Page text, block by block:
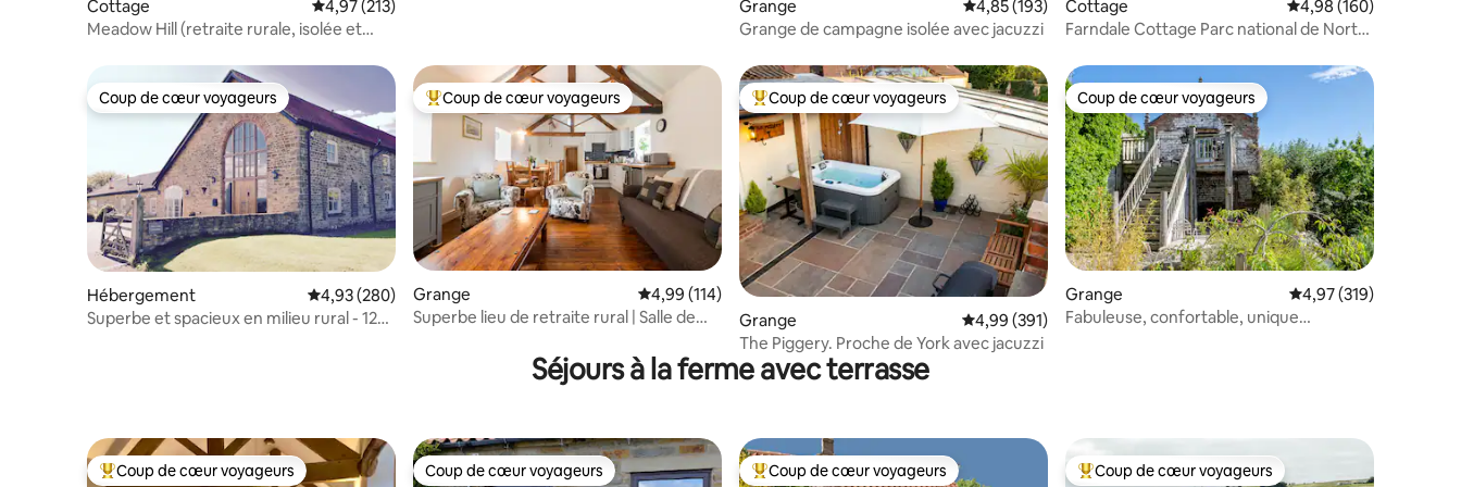
Cottage Évaluation moyenne sur la base de 213 commentaires : 4,97 sur 5
4,97 (213)
Meadow Hill (retraite rurale, isolée et
Grange Évaluation moyenne sur la base de 193 commentaires : 4,85 sur 5
4,85 (193)
Grange de campagne isolée avec jacuzzi
Cottage Évaluation moyenne
4,98 (160)
Farndale Cottage Parc national de North
Coup de cœur voyageurs
Coup de cœur voyageurs
Hébergement Évaluation moyenne sur la base de 280 commentaires : 4,93 sur 5
4,93 (280)
Superbe et spacieux en milieu rural - 12
Coups de cœur voyageurs les plus appréciés
Coup de cœur voyageurs
Grange Évaluation moyenne sur la base de 114 commentaires : 4,99 sur 5
4,99 (114)
Superbe lieu de retraite rural | Salle de
Coups de cœur voyageurs les plus appréciés
Coup de cœur voyageurs
Grange Évaluation moyenne sur la base de 391 commentaires : 4,99 sur 5
4,99 (391)
The Piggery. Proche de York avec jacuzzi
Coup de cœur voyageurs
Coup de cœur voyageurs
Grange Évaluation moyenne
4,97 (319)
Fabuleuse, confortable, unique
Séjours à la ferme avec terrasse
Coups de cœur voyageurs les plus appréciés
Coup de cœur voyageurs Coup de cœur voyageurs
Coup de cœur voyageurs Coups de cœur voyageurs les plus appréciés
Coup de cœur voyageurs Coups de cœur voyageurs les plus appréciés
Coup de cœur voyageurs